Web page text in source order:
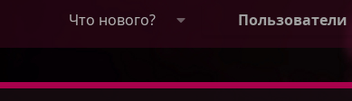
Что нового? Пользователи